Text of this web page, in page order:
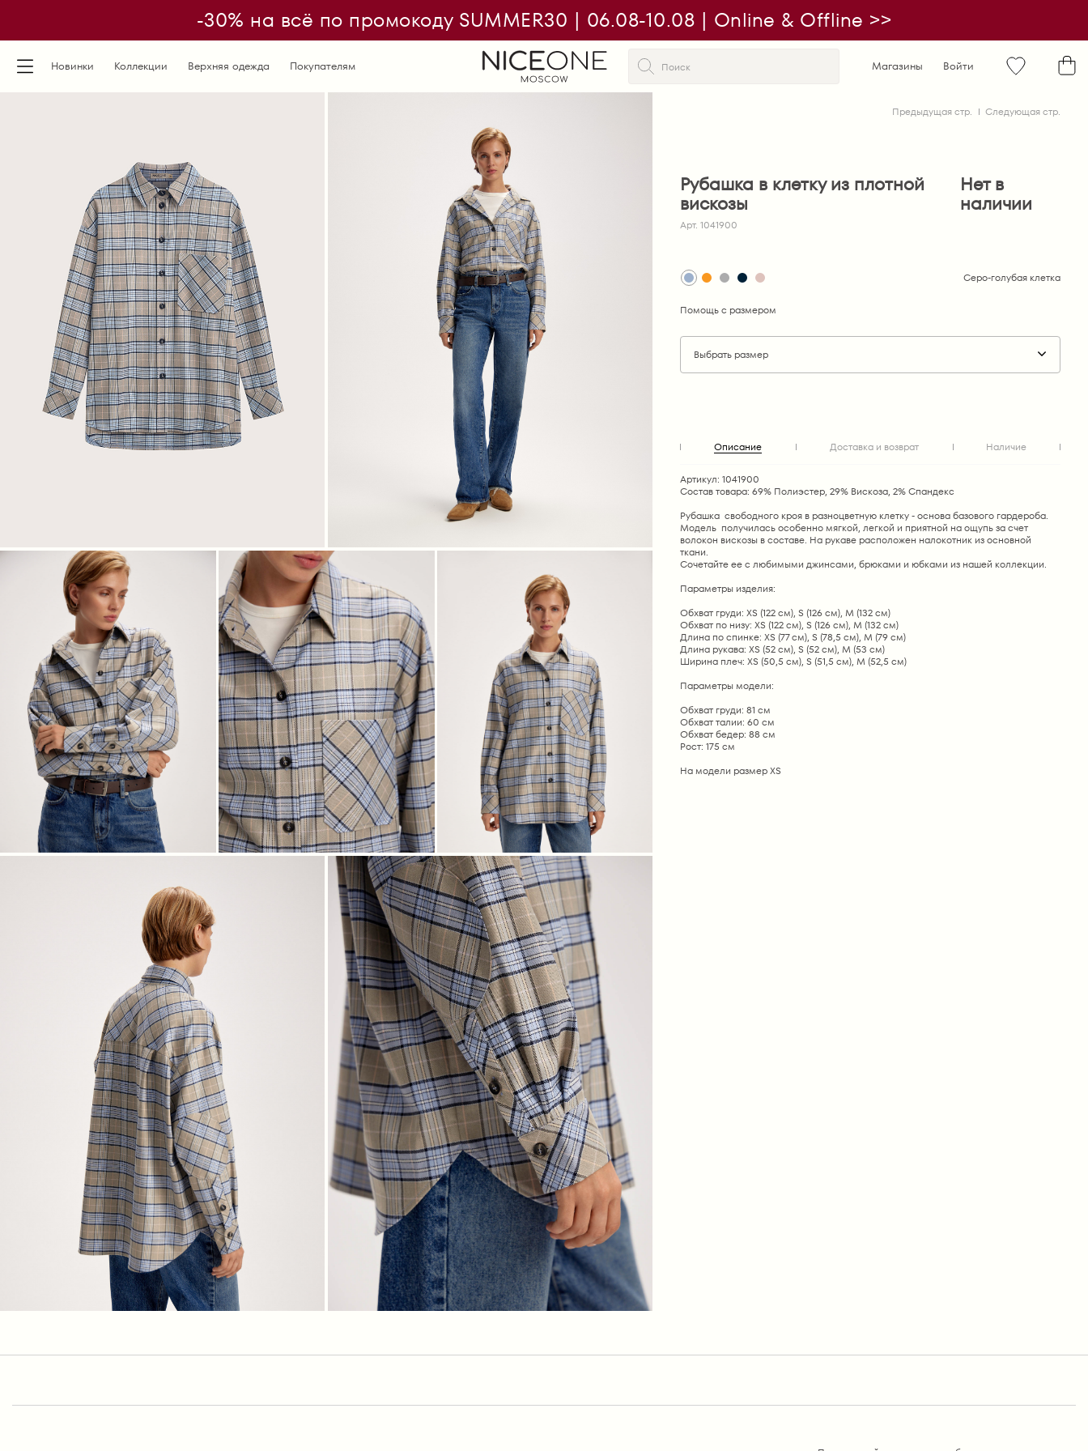
-30% на всё по промокоду SUMMER30 | 06.08-10.08 | Online & Offline >>
Новинки Коллекции Верхняя одежда Покупателям Магазины Войти
Предыдущая стр. Следующая стр.
Рубашка в клетку из плотной
вискозы
Арт. 1041900
Нет в
наличии
Серо-голубая клетка
Помощь с размером
Выбрать размер
Описание Доставка и возврат Наличие
Артикул: 1041900
Состав товара: 69% Полиэстер, 29% Вискоза, 2% Спандекс
Рубашка свободного кроя в разноцветную клетку - основа базового гардероба.
Модель получилась особенно мягкой, легкой и приятной на ощупь за счет
волокон вискозы в составе. На рукаве расположен налокотник из основной
ткани.
Сочетайте ее с любимыми джинсами, брюками и юбками из нашей коллекции.
Параметры изделия:
Обхват груди: XS (122 см), S (126 см), M (132 см)
Обхват по низу: XS (122 см), S (126 см), M (132 см)
Длина по спинке: XS (77 см), S (78,5 см), M (79 см)
Длина рукава: XS (52 см), S (52 см), M (53 см)
Ширина плеч: XS (50,5 см), S (51,5 см), M (52,5 см)
Параметры модели:
Обхват груди: 81 см
Обхват талии: 60 см
Обхват бедер: 88 см
Рост: 175 см
На модели размер ХS